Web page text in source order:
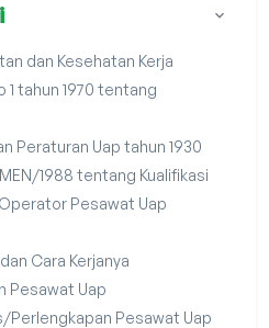
dan Kesehatan Kerja
1 tahun 1970 tentang
Peraturan Uap tahun 1930
1988 tentang Kualifikasi
Pesawat Uap
Cara Kerjanya
Pesawat Uap
Perlengkapan Pesawat Uap